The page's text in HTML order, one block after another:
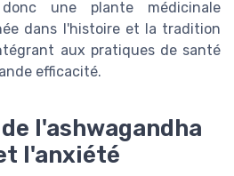
une plante médicinale
dans l'histoire et la tradition
aux pratiques de santé
efficacité.
l'ashwagandha
l'anxiété